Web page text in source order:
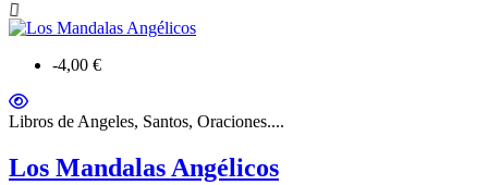
-4,00 €
Libros de Angeles, Santos, Oraciones....
Los Mandalas Angélicos